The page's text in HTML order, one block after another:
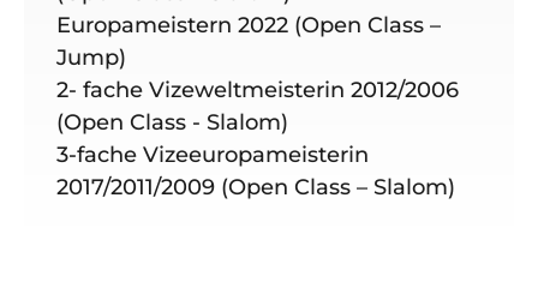
Europameistern 2022 (Open Class –
Jump)
2- fache Vizeweltmeisterin 2012/2006
(Open Class - Slalom)
3-fache Vizeeuropameisterin
2017/2011/2009 (Open Class – Slalom)